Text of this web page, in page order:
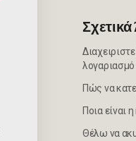
Πώς να
Ποια είναι
Θέλω να